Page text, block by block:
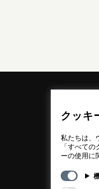
クッキ
私たちは、
「すべて
ーの使用に
FAQs
資料
利用規約
抽選規約
法的情報
個人情報保護